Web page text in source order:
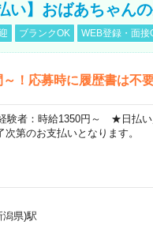
い】おばあちゃん
ブランクOK WEB登録・面接
！応募時に履歴書は不
験者：時給1350円～ ★日払い
第のお支払いとなります。
潟県)駅